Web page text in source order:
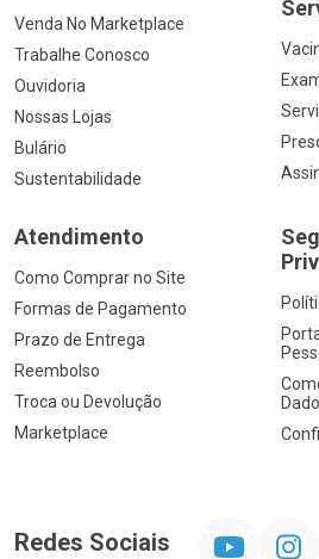
Venda No Marketplace
Trabalhe Conosco
Ouvidoria
Nossas Lojas
Bulário
Sustentabilidade
Atendimento
Como Comprar no Site
Formas de Pagamento
Prazo de Entrega
Reembolso
Troca ou Devolução
Marketplace
Redes Sociais